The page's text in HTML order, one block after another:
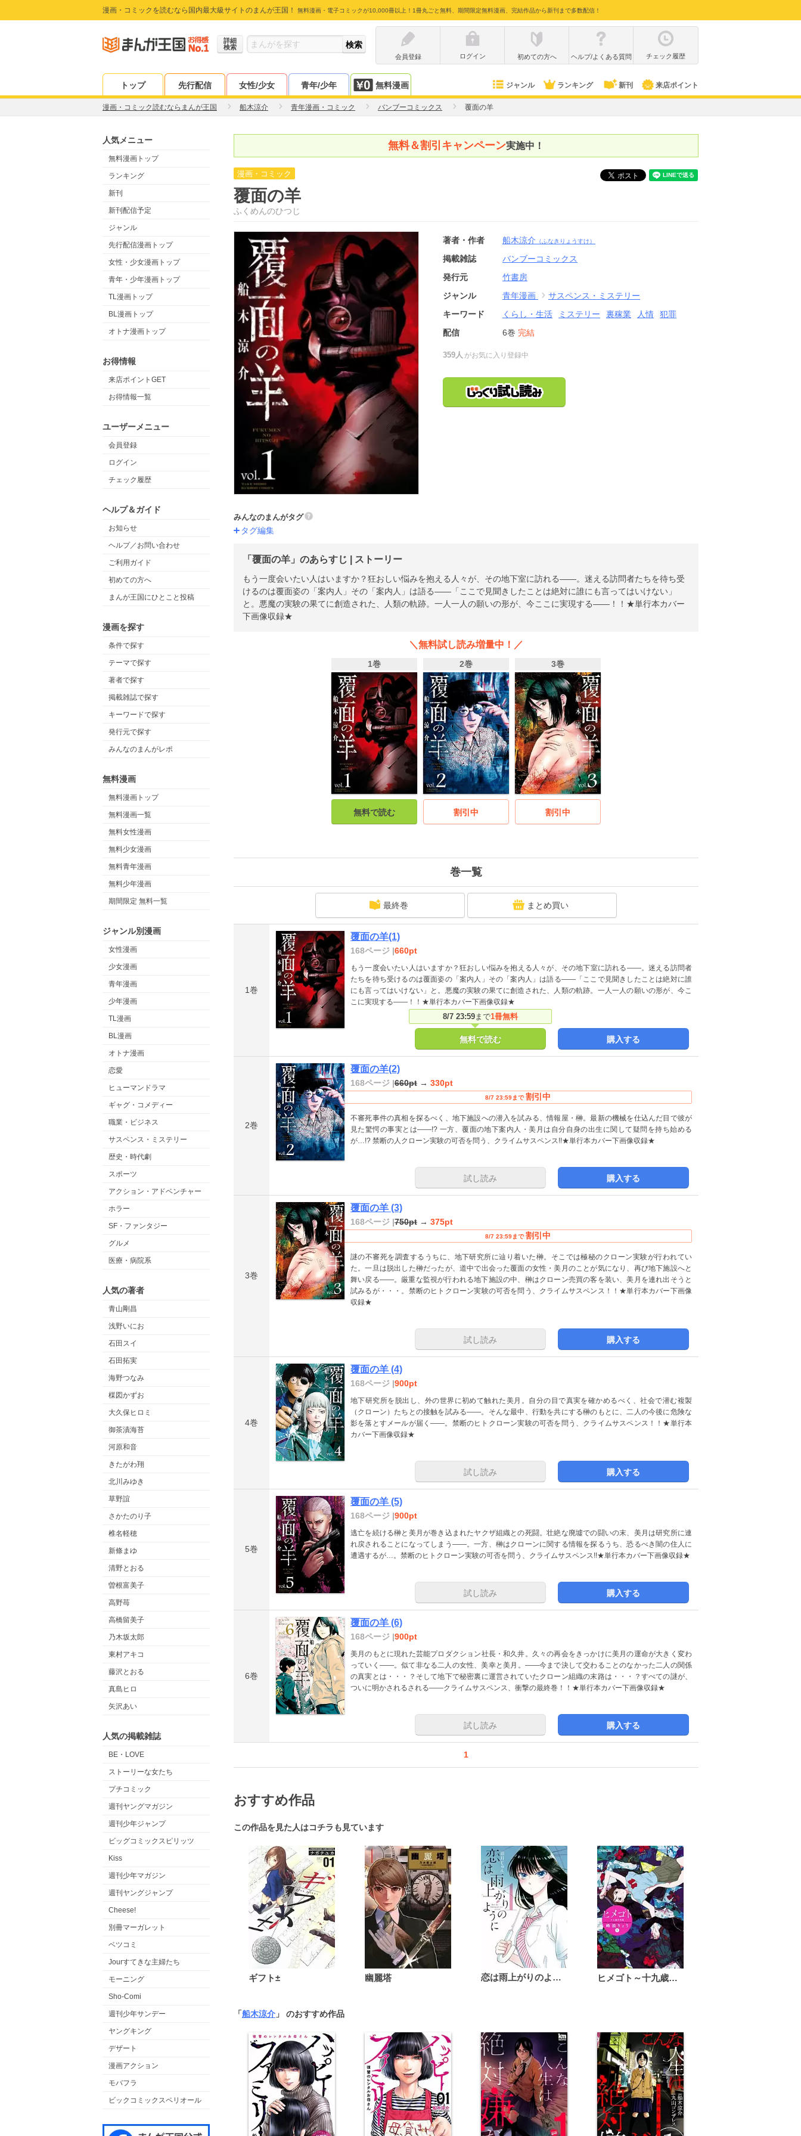
漫画・コミックを読むなら国内最大級サイトのまんが王国！ 無料漫画・電子コミックが10,000冊以上！1冊丸ごと無料、期間限定無料漫画、完結作品から新刊まで多数配信！
詳細
検索
会員登録
ログイン 初めての方へ ヘルプ/よくある質問 チェック履歴
トップ 先行配信 女性/少女 青年/少年 無料漫画 ジャンル ランキング 新刊 来店ポイント
漫画・コミック読むならまんが王国 船木涼介 青年漫画・コミック バンブーコミックス 覆面の羊
人気メニュー
無料漫画トップ
ランキング
新刊
新刊配信予定
ジャンル
先行配信漫画トップ
女性・少女漫画トップ
青年・少年漫画トップ
TL漫画トップ
BL漫画トップ
オトナ漫画トップ
お得情報
来店ポイントGET
お得情報一覧
ユーザーメニュー
会員登録
ログイン
チェック履歴
ヘルプ＆ガイド
お知らせ
ヘルプ／お問い合わせ
ご利用ガイド
初めての方へ
まんが王国にひとこと投稿
漫画を探す
条件で探す
テーマで探す
著者で探す
掲載雑誌で探す
キーワードで探す
発行元で探す
みんなのまんがレポ
無料漫画
無料漫画トップ
無料漫画一覧
無料女性漫画
無料少女漫画
無料青年漫画
無料少年漫画
期間限定 無料一覧
ジャンル別漫画
女性漫画
少女漫画
青年漫画
少年漫画
TL漫画
BL漫画
オトナ漫画
恋愛
ヒューマンドラマ
ギャグ・コメディー
職業・ビジネス
サスペンス・ミステリー
歴史・時代劇
スポーツ
アクション・アドベンチャー
ホラー
SF・ファンタジー
グルメ
医療・病院系
人気の著者
青山剛昌
浅野いにお
石田スイ
石田拓実
海野つなみ
楳図かずお
大久保ヒロミ
御茶漬海苔
河原和音
きたがわ翔
北川みゆき
草野誼
さかたのり子
椎名軽穂
新條まゆ
清野とおる
曽根富美子
高野苺
高橋留美子
乃木坂太郎
東村アキコ
藤沢とおる
真島ヒロ
矢沢あい
人気の掲載雑誌
BE・LOVE
ストーリーな女たち
プチコミック
週刊ヤングマガジン
週刊少年ジャンプ
ビッグコミックスピリッツ
Kiss
週刊少年マガジン
週刊ヤングジャンプ
Cheese!
別冊マーガレット
ベツコミ
Jourすてきな主婦たち
モーニング
Sho-Comi
週刊少年サンデー
ヤングキング
デザート
漫画アクション
モバフラ
ビックコミックスペリオール
無料＆割引キャンペーン実施中！
漫画・コミック
覆面の羊
ふくめんのひつじ
著者・作者 船木涼介 （ふなきりょうすけ）
掲載雑誌
バンブーコミックス
発行元
竹書房
ジャンル
青年漫画
サスペンス・ミステリー
キーワード
くらし・生活 ミステリー 裏稼業 人情
犯罪
配信
6巻 完結
359人 がお気に入り登録中
みんなのまんがタグ
タグ編集
「覆面の羊」のあらすじ | ストーリー
もう一度会いたい人はいますか？狂おしい悩みを抱える人々が、その地下室に訪れる――。迷える訪問者たちを待ち受
けるのは覆面姿の「案内人」その「案内人」は語る――「ここで見聞きしたことは絶対に誰にも言ってはいけない」
と。悪魔の実験の果てに創造された、人類の軌跡。一人一人の願いの形が、今ここに実現する――！！★単行本カバー
下画像収録★
＼無料試し読み増量中！／
1巻
無料で読む
2巻
割引中
3巻
割引中
巻一覧
最終巻 まとめ買い
1巻
覆面の羊(1)
168ページ |660pt
もう一度会いたい人はいますか？狂おしい悩みを抱える人々が、その地下室に訪れる――。迷える訪問者
たちを待ち受けるのは覆面姿の「案内人」その「案内人」は語る――「ここで見聞きしたことは絶対に誰
にも言ってはいけない」と。悪魔の実験の果てに創造された、人類の軌跡。一人一人の願いの形が、今こ
こに実現する――！！★単行本カバー下画像収録★
8/7 23:59まで1冊無料
無料で読む 購入する
2巻
覆面の羊(2)
168ページ |660pt → 330pt
8/7 23:59まで 割引中
不審死事件の真相を探るべく、地下施設への潜入を試みる、情報屋・榊。最新の機械を仕込んだ目で彼が
見た驚愕の事実とは――!? 一方、覆面の地下案内人・美月は自分自身の出生に関して疑問を持ち始める
が…!? 禁断の人クローン実験の可否を問う、クライムサスペンス!!★単行本カバー下画像収録★
試し読み 購入する
3巻
覆面の羊 (3)
168ページ |750pt → 375pt
8/7 23:59まで 割引中
謎の不審死を調査するうちに、地下研究所に辿り着いた榊。そこでは極秘のクローン実験が行われてい
た。一旦は脱出した榊だったが、道中で出会った覆面の女性・美月のことが気になり、再び地下施設へと
舞い戻る――。厳重な監視が行われる地下施設の中、榊はクローン売買の客を装い、美月を連れ出そうと
試みるが・・・。禁断のヒトクローン実験の可否を問う、クライムサスペンス！！★単行本カバー下画像
収録★
試し読み 購入する
4巻
覆面の羊 (4)
168ページ |900pt
地下研究所を脱出し、外の世界に初めて触れた美月。自分の目で真実を確かめるべく、社会で潜む複製
（クローン）たちとの接触を試みる――。そんな最中、行動を共にする榊のもとに、二人の今後に危険な
影を落とすメールが届く――。禁断のヒトクローン実験の可否を問う、クライムサスペンス！！★単行本
カバー下画像収録★
試し読み 購入する
5巻
覆面の羊 (5)
168ページ |900pt
逃亡を続ける榊と美月が巻き込まれたヤクザ組織との死闘。壮絶な廃墟での闘いの末、美月は研究所に連
れ戻されることになってしまう――。一方、榊はクローンに関する情報を探るうち、恐るべき闇の住人に
遭遇するが…。禁断のヒトクローン実験の可否を問う、クライムサスペンス!!★単行本カバー下画像収録★
試し読み 購入する
6巻
覆面の羊 (6)
168ページ |900pt
美月のもとに現れた芸能プロダクション社長・和久井。久々の再会をきっかけに美月の運命が大きく変わ
っていく――。似て非なる二人の女性、美幸と美月。――今まで決して交わることのなかった二人の関係
の真実とは・・・？そして地下で秘密裏に運営されていたクローン組織の末路は・・・？すべての謎が、
ついに明かされるされる――クライムサスペンス、衝撃の最終巻！！★単行本カバー下画像収録★
試し読み 購入する
1
おすすめ作品
この作品を見た人はコチラも見ています
ギフト± 幽麗塔 恋は雨上がりのように ヒメゴト～十九歳の制服～
「船木涼介 」 のおすすめ作品